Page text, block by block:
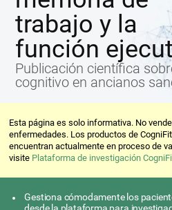
trabajo y la
función
Publicación científica
cognitivo en ancianos
Esta página es solo informativa. No
enfermedades. Los productos de
encuentran actualmente en proceso de
visite Plataforma de investigación
Gestiona cómodamente los